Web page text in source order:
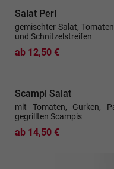
Salat Perl
gemischter Salat,
und Schnitzelstreifen
ab 12,50 €
Scampi Salat
mit Tomaten, Gurken,
gegrillten Scampis
ab 14,50 €